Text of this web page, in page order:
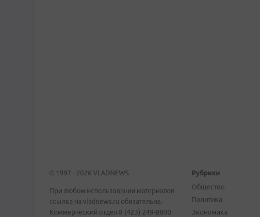
© 1997 - 2026 VLADNEWS
При любом использовании материалов
ссылка на vladnews.ru обязательна.
Коммерческий отдел 8 (423) 249-8800
Рубрики
Общество
Политика
Экономика